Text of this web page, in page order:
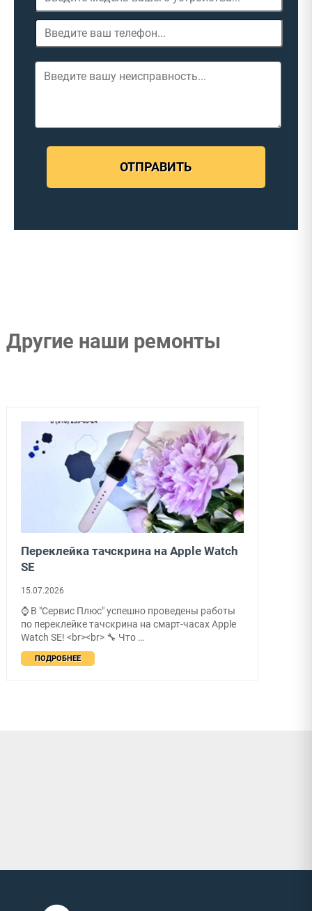
ОТПРАВИТЬ
Другие наши ремонты
Переклейка тачскрина на Apple Watch
SE
15.07.2026
⌚ В "Сервис Плюс" успешно проведены работы
по переклейке тачскрина на смарт-часах Apple
Watch SE! <br><br> 🔧 Что …
ПОДРОБНЕЕ